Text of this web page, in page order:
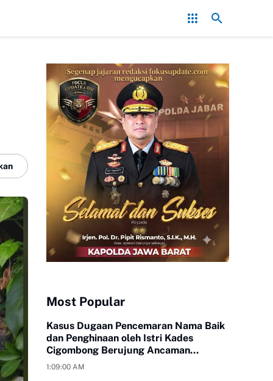
Redam Konflik, Kapolres Bogor Minta PT PMC Tunda Aktivitas di
Most Popular
Kasus Dugaan Pencemaran Nama Baik
dan Penghinaan oleh Istri Kades
Cigombong Berujung Ancaman
Laporan Polisi
1:09:00 AM